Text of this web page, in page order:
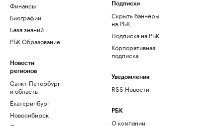
Финансы
Биографии
База знаний
РБК Образование
Новости
регионов
Санкт-Петербург
и область
Екатеринбург
Новосибирск
Подписки
Скрыть баннеры
на РБК
Подписка на РБК
Корпоративная
подписка
Уведомления
RSS Новости
РБК
О компании